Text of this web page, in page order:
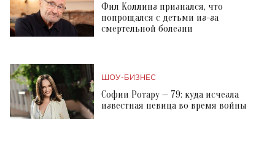
Фил Коллинз признался, что
попрощался с детьми из-за
смертельной болезни
ШОУ-БИЗНЕС
Софии Ротару — 79: куда исчезла
известная певица во время войны